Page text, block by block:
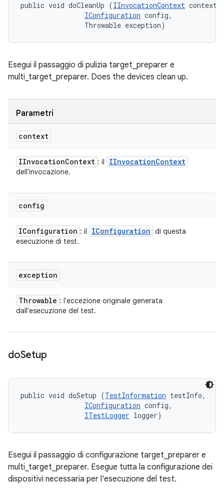
public void doCleanUp (IInvocationContext
IConfiguration config,
                Throwable exception)
Esegui il passaggio di pulizia target_preparer e
multi_target_preparer. Does the devices clean up.
Parametri
context
IInvocationContext : il IInvocationContext
dell'invocazione.
config
IConfiguration : il IConfiguration di questa
esecuzione di test.
exception
Throwable : l'eccezione originale generata
dall'esecuzione del test.
doSetup
public void doSetup (TestInformation testInfo,
IConfiguration config,
ITestLogger logger)
Esegui il passaggio di configurazione target_preparer e
multi_target_preparer. Esegue tutta la configurazione dei
dispositivi necessaria per l'esecuzione del test.